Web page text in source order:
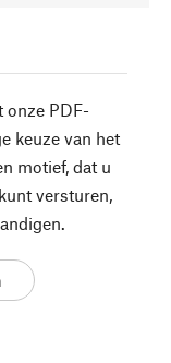
onze PDF-
keuze van het
motief, dat u
versturen,